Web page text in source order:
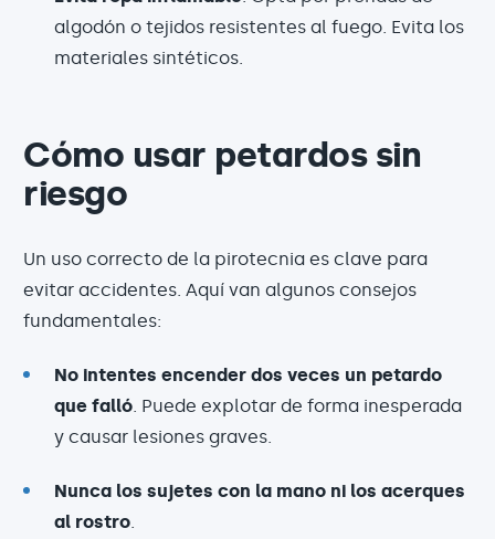
algodón o tejidos resistentes al fuego. Evita los
materiales sintéticos.
Cómo usar petardos sin
riesgo
Un uso correcto de la pirotecnia es clave para
evitar accidentes. Aquí van algunos consejos
fundamentales:
No intentes encender dos veces un petardo
que falló. Puede explotar de forma inesperada
y causar lesiones graves.
Nunca los sujetes con la mano ni los acerques
al rostro.